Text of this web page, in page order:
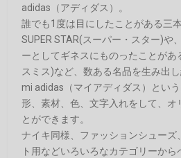
adidas（アディダス）。
誰でも1度は目にしたことがある三
SUPER STAR(スーパー・スター)や
ーとしてギネスにものったことがあ
スミス)など、数ある名品を生み出し
mi adidas（マイアディダス）という
形、素材、色、文字入れをして、オ
とができます。
ナイキ同様、ファッションシューズ
ト用などいろいろなカテゴリーか